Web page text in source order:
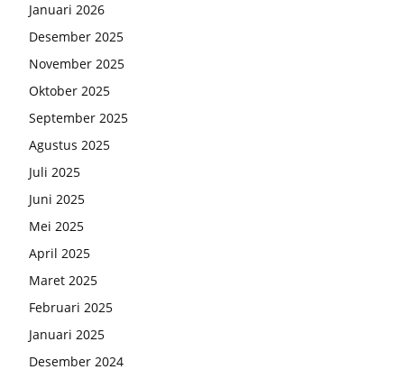
Januari 2026
Desember 2025
November 2025
Oktober 2025
September 2025
Agustus 2025
Juli 2025
Juni 2025
Mei 2025
April 2025
Maret 2025
Februari 2025
Januari 2025
Desember 2024